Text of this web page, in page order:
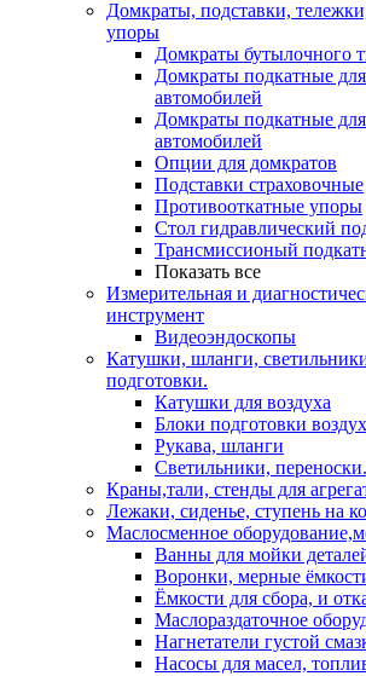
Домкраты, подставки,
упоры
Домкраты бутылочного
Домкраты подкатные
автомобилей
Домкраты подкатные
автомобилей
Опции для домкратов
Подставки страховочные
Противооткатные упоры
Стол гидравлический
Трансмиссионый
Показать все
Измерительная и
инструмент
Видеоэндоскопы
Катушки, шланги,
подготовки.
Катушки для воздуха
Блоки подготовки
Рукава, шланги
Светильники, переноски.
Краны,тали, стенды для
Лежаки, сиденье, ступень на
Маслосменное
Ванны для мойки
Воронки, мерные
Ёмкости для сбора, и
Маслораздаточное
Нагнетатели густой
Насосы для масел,